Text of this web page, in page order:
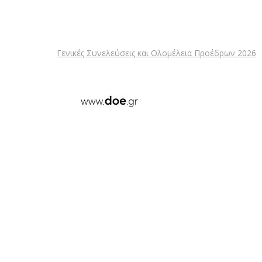
Γενικές Συνελεύσεις και Ολομέλεια Προέδρων 2026